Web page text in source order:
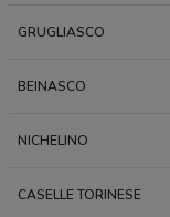
GRUGLIASCO
BEINASCO
NICHELINO
CASELLE TORINESE